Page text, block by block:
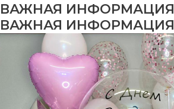
ВАЖНАЯ ИНФОРМАЦИЯ
ВАЖНАЯ ИНФОРМАЦИЯ